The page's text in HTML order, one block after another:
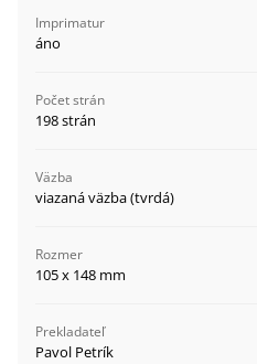
Imprimatur
áno
Počet strán
198 strán
Väzba
viazaná väzba (tvrdá)
Rozmer
105 x 148 mm
Prekladateľ
Pavol Petrík